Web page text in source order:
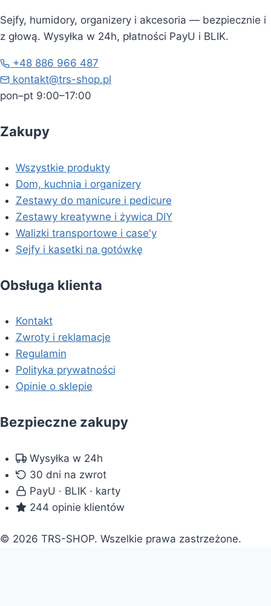
Sejfy, humidory, organizery i akcesoria — bezpiecznie i
z głową. Wysyłka w 24h, płatności PayU i BLIK.
+48 886 966 487
kontakt@trs-shop.pl
pon–pt 9:00–17:00
Zakupy
Wszystkie produkty
Dom, kuchnia i organizery
Zestawy do manicure i pedicure
Zestawy kreatywne i żywica DIY
Walizki transportowe i case'y
Sejfy i kasetki na gotówkę
Obsługa klienta
Kontakt
Zwroty i reklamacje
Regulamin
Polityka prywatności
Opinie o sklepie
Bezpieczne zakupy
Wysyłka w 24h
30 dni na zwrot
PayU · BLIK · karty
244 opinie klientów
© 2026 TRS-SHOP. Wszelkie prawa zastrzeżone.